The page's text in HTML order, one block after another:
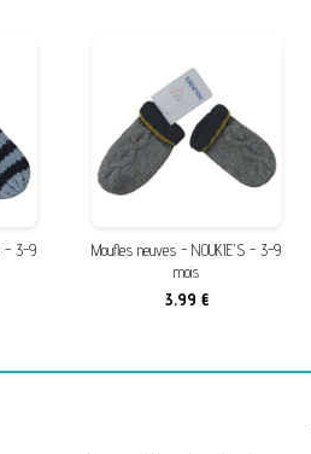
- 3-9
Moufles neuves - NOUKIE'S - 3-9
mois
3,99 €